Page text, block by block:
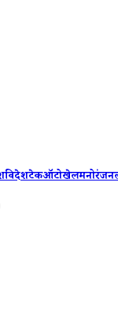
विदेशटेकऑटोखेलमनोरंजन